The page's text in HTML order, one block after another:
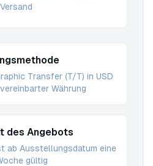
Versand
Transfer (T/T) in USD
Währung
des Angebots
ab Ausstellungsdatum eine
gültig